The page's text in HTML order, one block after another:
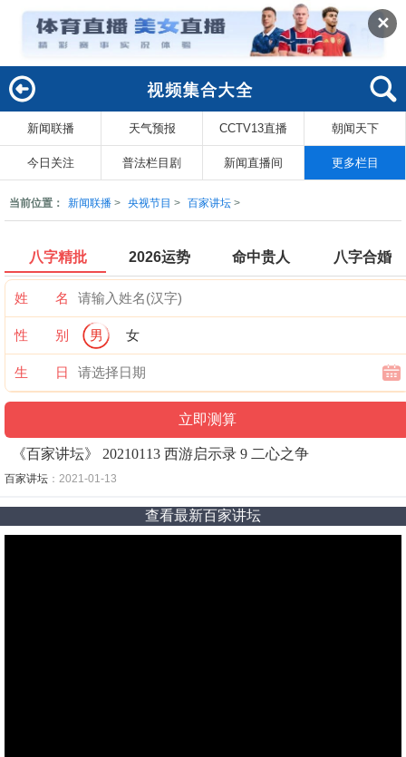
✕
索
新闻联播 天气预报 CCTV13直播 朝闻天下
今日关注 普法栏目剧 新闻直播间 更多栏目
当前位置： 新闻联播 > 央视节目 > 百家讲坛 >
八字精批 2026运势 命中贵人 八字合婚
姓 名
性 别 男 女
生 日
《百家讲坛》 20210113 西游启示录 9 二心之争
百家讲坛 ：2021-01-13
查看最新百家讲坛